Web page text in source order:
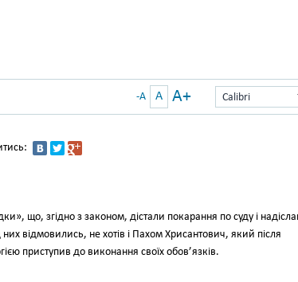
Calibri
-A A A+
що, згідно з законом, дістали покарання по суду і
них відмовились, не хотів і Пахом Хрисантович, який після
приступив до виконання своїх обов’язків.